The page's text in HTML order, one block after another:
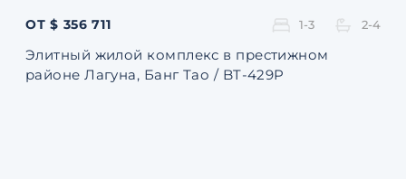
ОТ $ 356 711 1-3 2-4
Элитный жилой комплекс в престижном
районе Лагуна, Банг Тао / BT-429P